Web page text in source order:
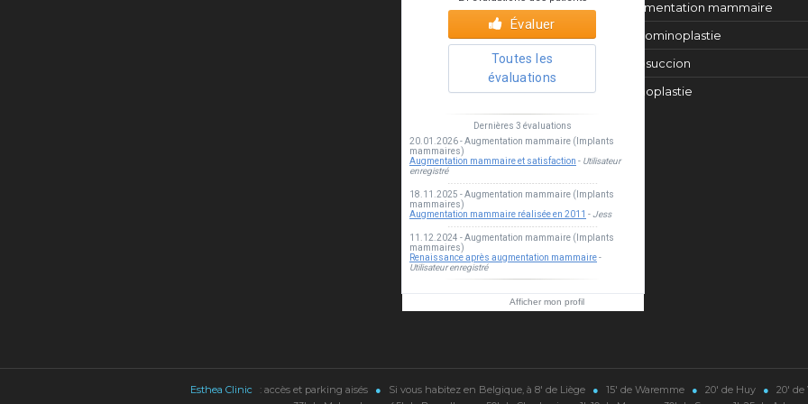
Afficher mon profil
Augmentation mammaire
Abdominoplastie
Liposuccion
Rhinoplastie
Esthea Clinic : accès et parking aisés ● Si vous habitez en Belgique, à 8' de Liège ● 15' de Waremme ● 20' de Huy ● 20' de